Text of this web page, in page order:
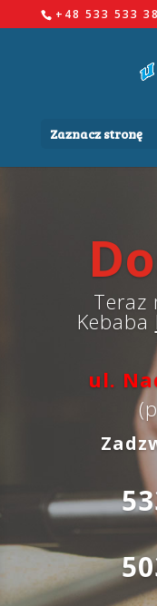
+48 533 533
Zaznacz stronę
Teraz
Kebaba
ul.